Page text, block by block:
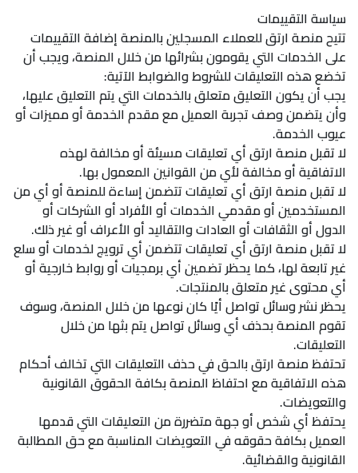
سياسة التقييمات
تتيح منصة ارتق للعملاء المسجلين بالمنصة إضافة التقييمات
على الخدمات التي يقومون بشرائها من خلال المنصة، ويجب أن
تخضع هذه التعليقات للشروط والضوابط الآتية:
يجب أن يكون التعليق متعلق بالخدمات التي يتم التعليق عليها،
وأن يتضمن وصف تجربة العميل مع مقدم الخدمة أو مميزات أو
عيوب الخدمة.
لا تقبل منصة ارتق أي تعليقات مسيئة أو مخالفة لهذه
الاتفاقية أو مخالفة لأي من القوانين المعمول بها.
لا تقبل منصة ارتق أي تعليقات تتضمن إساءة للمنصة أو أي من
المستخدمين أو مقدمي الخدمات أو الأفراد أو الشركات أو
الدول أو الثقافات أو العادات والتقاليد أو الأعراف أو غير ذلك.
لا تقبل منصة ارتق أي تعليقات تتضمن أي ترويج لخدمات أو سلع
غير تابعة لها، كما يحظر تضمين أي برمجيات أو روابط خارجية أو
أي محتوى غير متعلق بالمنتجات.
يحظر نشر وسائل تواصل أيًا كان نوعها من خلال المنصة، وسوف
تقوم المنصة بحذف أي وسائل تواصل يتم بثها من خلال
التعليقات.
تحتفظ منصة ارتق بالحق في حذف التعليقات التي تخالف أحكام
هذه الاتفاقية مع احتفاظ المنصة بكافة الحقوق القانونية
والتعويضات.
يحتفظ أي شخص أو جهة متضررة من التعليقات التي قدمها
العميل بكافة حقوقه في التعويضات المناسبة مع حق المطالبة
القانونية والقضائية.